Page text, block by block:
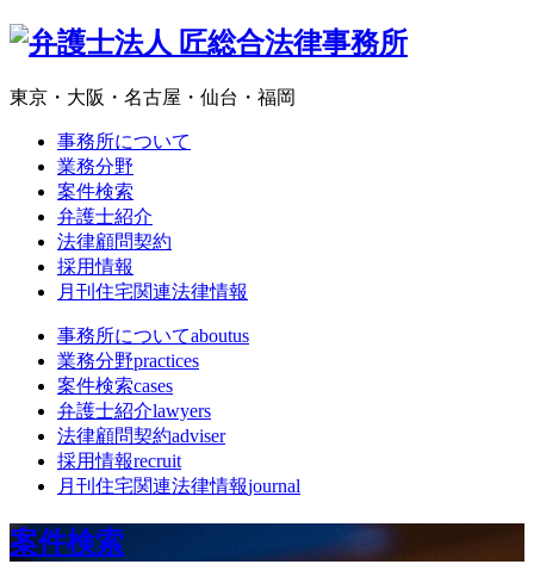
東京・大阪・名古屋・仙台・福岡
事務所について
業務分野
案件検索
弁護士紹介
法律顧問契約
採用情報
月刊住宅関連法律情報
事務所についてaboutus
業務分野practices
案件検索cases
弁護士紹介lawyers
法律顧問契約adviser
採用情報recruit
月刊住宅関連法律情報journal
案件検索